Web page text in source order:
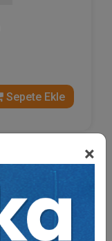
×
Sepete Ekle
%40